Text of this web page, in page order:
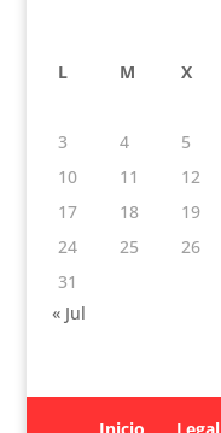
L M X
3
4 5
10
11 12
17
18 19
24
25 26
31
« Jul